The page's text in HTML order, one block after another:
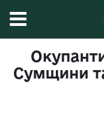
Сумщини